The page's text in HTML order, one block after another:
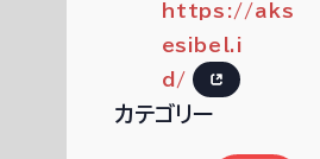
https://aks
esibel.i
d/
カテゴリー